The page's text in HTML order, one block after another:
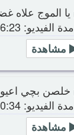
يا الموج علاه
مدة الفيديو: 6:23
مشاهدة
خلصن بچي
مدة الفيديو: 10:34
مشاهدة